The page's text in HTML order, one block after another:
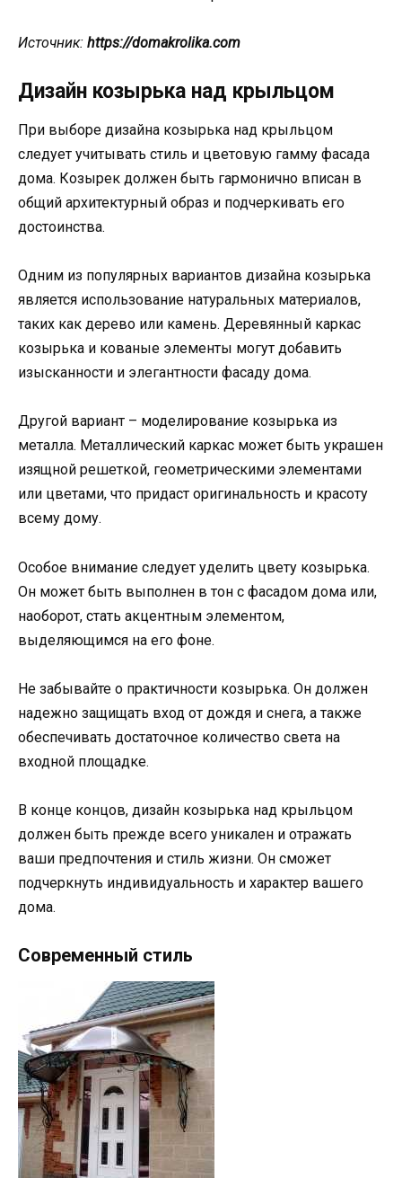
Источник: https://domakrolika.com
Дизайн козырька над крыльцом
При выборе дизайна козырька над крыльцом
следует учитывать стиль и цветовую гамму фасада
дома. Козырек должен быть гармонично вписан в
общий архитектурный образ и подчеркивать его
достоинства.
Одним из популярных вариантов дизайна козырька
является использование натуральных материалов,
таких как дерево или камень. Деревянный каркас
козырька и кованые элементы могут добавить
изысканности и элегантности фасаду дома.
Другой вариант – моделирование козырька из
металла. Металлический каркас может быть украшен
изящной решеткой, геометрическими элементами
или цветами, что придаст оригинальность и красоту
всему дому.
Особое внимание следует уделить цвету козырька.
Он может быть выполнен в тон с фасадом дома или,
наоборот, стать акцентным элементом,
выделяющимся на его фоне.
Не забывайте о практичности козырька. Он должен
надежно защищать вход от дождя и снега, а также
обеспечивать достаточное количество света на
входной площадке.
В конце концов, дизайн козырька над крыльцом
должен быть прежде всего уникален и отражать
ваши предпочтения и стиль жизни. Он сможет
подчеркнуть индивидуальность и характер вашего
дома.
Современный стиль